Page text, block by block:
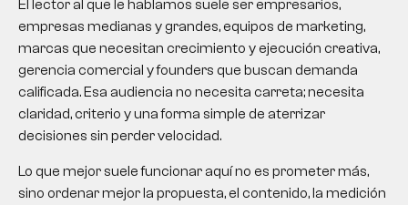
El lector al que le hablamos suele ser empresarios,
empresas medianas y grandes, equipos de marketing,
marcas que necesitan crecimiento y ejecución creativa,
gerencia comercial y founders que buscan demanda
calificada. Esa audiencia no necesita carreta; necesita
claridad, criterio y una forma simple de aterrizar
decisiones sin perder velocidad.
Lo que mejor suele funcionar aquí no es prometer más,
sino ordenar mejor la propuesta, el contenido, la medición